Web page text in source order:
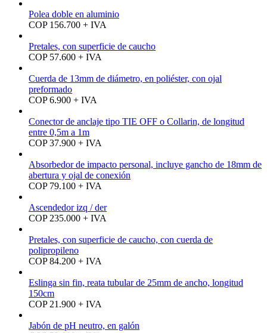
Polea doble en aluminio
COP 156.700 + IVA
Pretales, con superficie de caucho
COP 57.600 + IVA
Cuerda de 13mm de diámetro, en poliéster, con ojal
preformado
COP 6.900 + IVA
Conector de anclaje tipo TIE OFF o Collarin, de longitud
entre 0,5m a 1m
COP 37.900 + IVA
Absorbedor de impacto personal, incluye gancho de 18mm de
abertura y ojal de conexión
COP 79.100 + IVA
Ascendedor izq / der
COP 235.000 + IVA
Pretales, con superficie de caucho, con cuerda de
polipropileno
COP 84.200 + IVA
Eslinga sin fin, reata tubular de 25mm de ancho, longitud
150cm
COP 21.900 + IVA
Jabón de pH neutro, en galón